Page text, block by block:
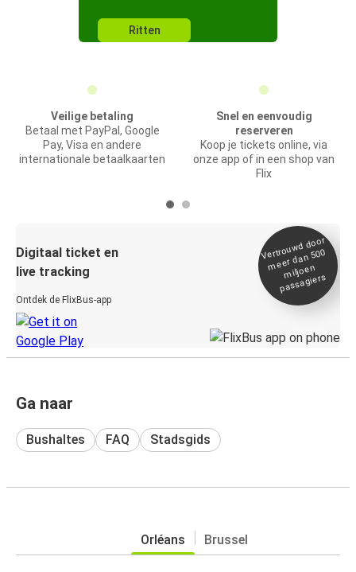
Ritten
Veilige betaling
Betaal met PayPal, Google
Pay, Visa en andere
internationale betaalkaarten
Snel en eenvoudig
reserveren
Koop je tickets online, via
onze app of in een shop van
Flix
Digitaal ticket en
live tracking
Ontdek de FlixBus-app
Vertrou
wd door
meer dan 500
miljoen
passagiers
Ga naar
Bushaltes FAQ Stadsgids
Orléans Brussel